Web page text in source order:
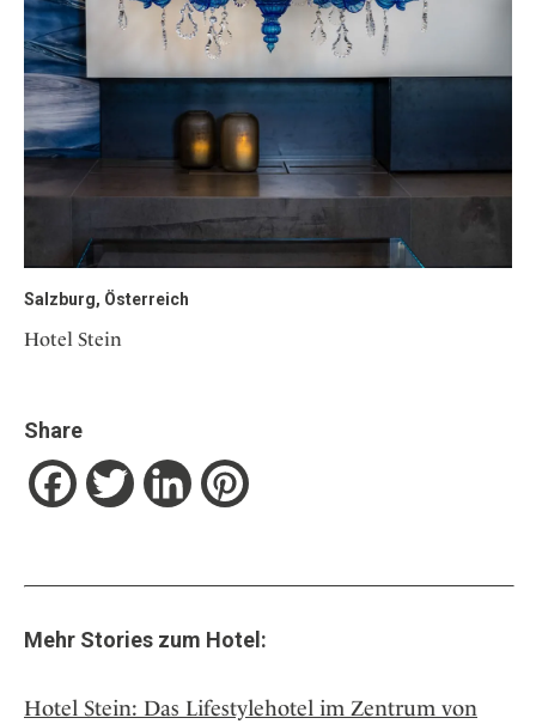
Salzburg, Österreich
Hotel Stein
Share
FacebookTwitter LinkedIn
Mehr Stories zum Hotel:
Hotel Stein: Das Lifestylehotel im Zentrum von